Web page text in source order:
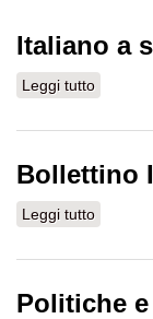
Italiano a
Leggi tutto
Bollettino
Leggi tutto
Politiche